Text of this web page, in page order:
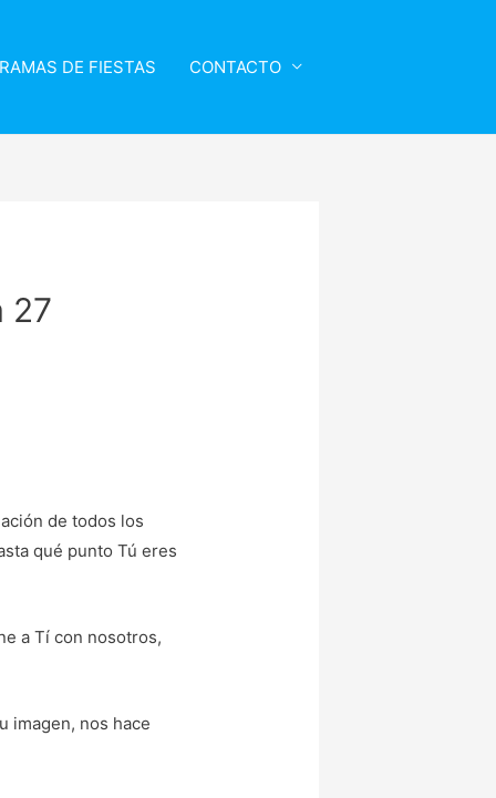
DE FIESTAS CONTACTO
27
de todos los
qué punto Tú eres
a Tí con nosotros,
imagen, nos hace